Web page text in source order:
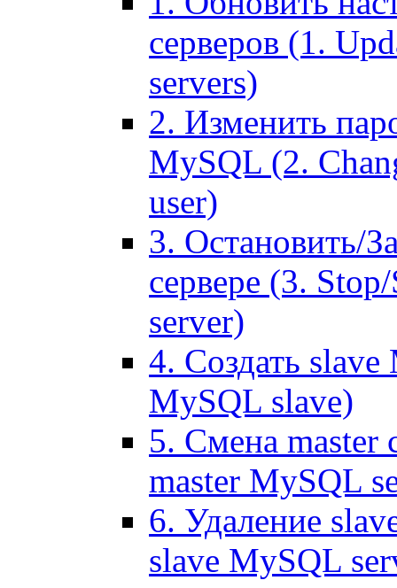
серверов (1.
servers)
2. Изменить
MySQL (2.
user)
3. Остановить/
сервере (3.
server)
4. Создать
MySQL slave)
5. Смена master
master MySQL
6. Удаление
slave MySQL